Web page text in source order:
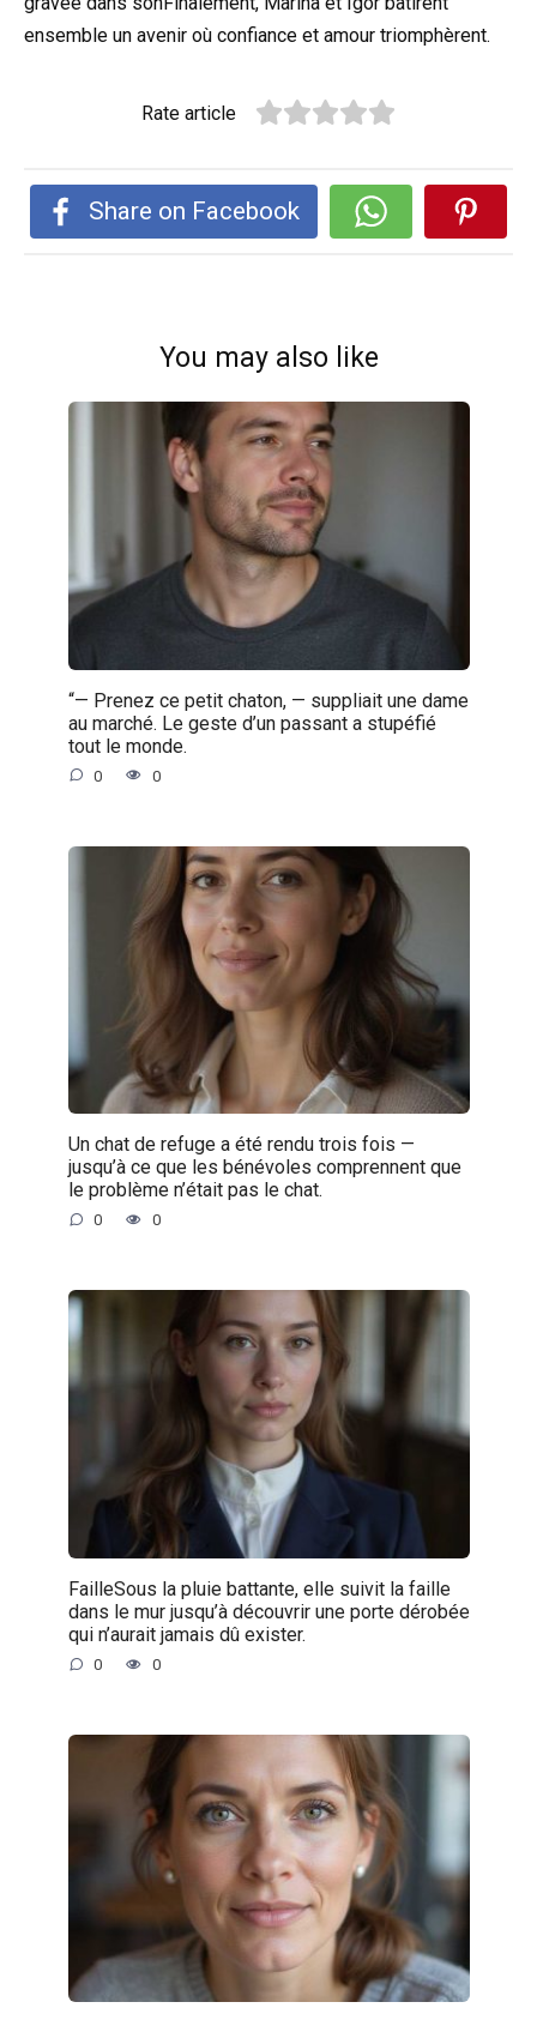
ensemble un avenir où confiance et amour triomphèrent.
Rate article
Share on Facebook
You may also like
“— Prenez ce petit chaton, — suppliait une dame
au marché. Le geste d’un passant a stupéfié
tout le monde.
0 0
Un chat de refuge a été rendu trois fois —
jusqu’à ce que les bénévoles comprennent que
le problème n’était pas le chat.
0 0
FailleSous la pluie battante, elle suivit la faille
dans le mur jusqu’à découvrir une porte dérobée
qui n’aurait jamais dû exister.
0 0